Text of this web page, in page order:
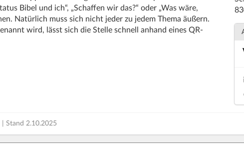
Bibel und ich“, „Schaffen wir das?“ oder „Was wäre,
Natürlich muss sich nicht jeder zu jedem Thema äußern.
wird, lässt sich die Stelle schnell anhand eines QR-
| Stand 2.10.2025